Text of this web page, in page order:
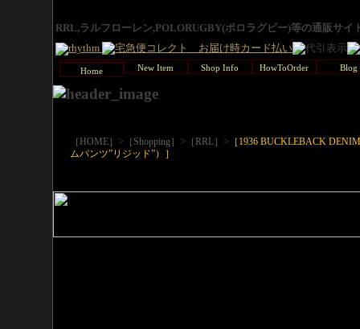
RRL,ラルフローレン,POLORUGBY(ポロラグビー)等の通販サ
Home New Item Shop Info HowToOrder Blog
［HOME］ > ［Shopping］ > ［RRL］ > ［1936 BUCKLEBACK
ムパンツ”リジッド”）］